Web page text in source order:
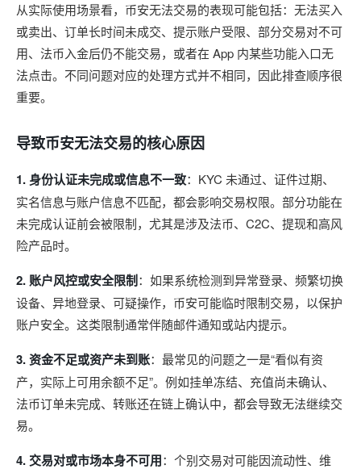
从实际使用场景看，币安无法交易的表现可能包括：无法买入
或卖出、订单长时间未成交、提示账户受限、部分交易对不可
用、法币入金后仍不能交易，或者在 App 内某些功能入口无
法点击。不同问题对应的处理方式并不相同，因此排查顺序很
重要。
导致币安无法交易的核心原因
1. 身份认证未完成或信息不一致：KYC 未通过、证件过期、
实名信息与账户信息不匹配，都会影响交易权限。部分功能在
未完成认证前会被限制，尤其是涉及法币、C2C、提现和高风
险产品时。
2. 账户风控或安全限制：如果系统检测到异常登录、频繁切换
设备、异地登录、可疑操作，币安可能临时限制交易，以保护
账户安全。这类限制通常伴随邮件通知或站内提示。
3. 资金不足或资产未到账：最常见的问题之一是“看似有资
产，实际上可用余额不足”。例如挂单冻结、充值尚未确认、
法币订单未完成、转账还在链上确认中，都会导致无法继续交
易。
4. 交易对或市场本身不可用：个别交易对可能因流动性、维